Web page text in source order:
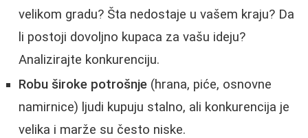
velikom gradu? Šta nedostaje u vašem kraju? Da
li postoji dovoljno kupaca za vašu ideju?
Analizirajte konkurenciju.
Robu široke potrošnje (hrana, piće, osnovne
namirnice) ljudi kupuju stalno, ali konkurencija je
velika i marže su često niske.